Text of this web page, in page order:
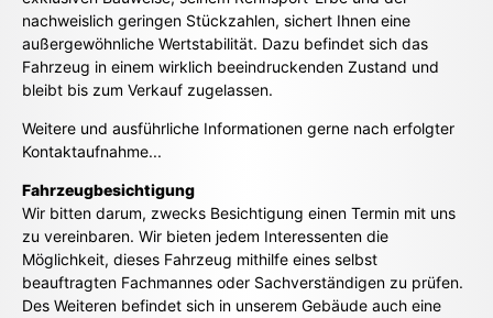
nachweislich geringen Stückzahlen, sichert Ihnen eine
außergewöhnliche Wertstabilität. Dazu befindet sich das
Fahrzeug in einem wirklich beeindruckenden Zustand und
bleibt bis zum Verkauf zugelassen.
Weitere und ausführliche Informationen gerne nach erfolgter
Kontaktaufnahme...
Fahrzeugbesichtigung
Wir bitten darum, zwecks Besichtigung einen Termin mit uns
zu vereinbaren. Wir bieten jedem Interessenten die
Möglichkeit, dieses Fahrzeug mithilfe eines selbst
beauftragten Fachmannes oder Sachverständigen zu prüfen.
Des Weiteren befindet sich in unserem Gebäude auch eine